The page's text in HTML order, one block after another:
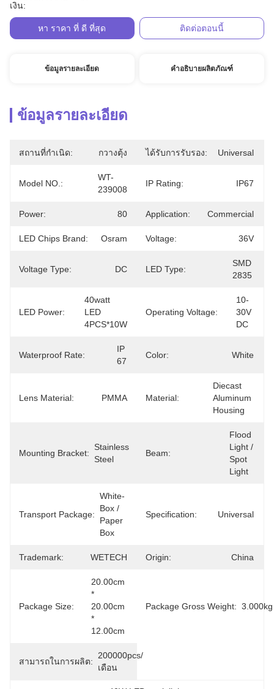
เงิน:
หา ราคา ที่ ดี ที่สุด ติดต่อตอนนี้
ข้อมูลรายละเอียด คำอธิบายผลิตภัณฑ์
ข้อมูลรายละเอียด
สถานที่กำเนิด: กวางตุ้ง ได้รับการรับรอง: Universal
Model NO.:
WT-
239008
IP Rating: IP67
Power: 80 Application: Commercial
LED Chips Brand: Osram Voltage: 36V
Voltage Type: DC LED Type:
SMD
2835
LED Power:
40watt
LED
4PCS*10W
Operating Voltage:
10-
30V
DC
Waterproof Rate:
IP
67
Color: White
Lens Material: PMMA Material:
Diecast
Aluminum
Housing
Mounting Bracket:
Stainless
Steel
Beam:
Flood
Light /
Spot
Light
Transport Package:
White-
Box /
Paper
Box
Specification: Universal
Trademark: WETECH Origin: China
Package Size:
20.00cm
*
20.00cm
*
12.00cm
Package Gross Weight: 3.000kg
สามารถในการผลิต:
200000pcs/
เดือน